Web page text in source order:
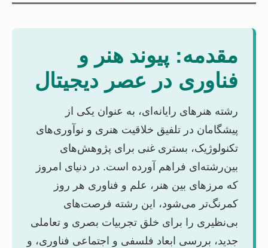
مقدمه: پیوند هنر و
فناوری در عصر دیجیتال
رشته هنرهای رایانه‌ای، به عنوان یکی از
پیشگامان در تلفیق خلاقیت هنری و نوآوری‌های
تکنولوژیک، بستری غنی برای پژوهش‌های
بین‌رشته‌ای فراهم آورده است. در دنیای امروز
که مرزهای بین هنر، علم و فناوری هر روز
کمرنگ‌تر می‌شود، این رشته فرصت‌های
بی‌نظیری را برای خلق تجربیات بصری و تعاملی
جدید، بررسی ابعاد فلسفی و اجتماعی فناوری، و